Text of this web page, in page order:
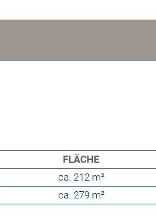
FLÄCHE
ca. 212 m²
ca. 279 m²